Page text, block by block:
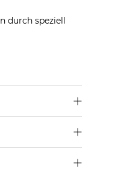
durch speziell